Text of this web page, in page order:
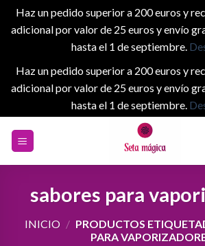
Haz un pedido superior a 200 euros y
adicional por valor de 25 euros y envío
hasta el 1 de septiembre.
Haz un pedido superior a 200 euros y
adicional por valor de 25 euros y envío
hasta el 1 de septiembre.
sabores para
INICIO / PRODUCTOS
PARA